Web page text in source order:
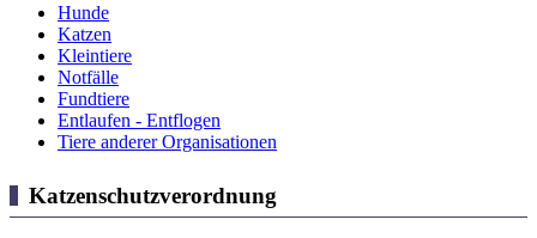
Hunde
Katzen
Kleintiere
Notfälle
Fundtiere
Entlaufen - Entflogen
Tiere anderer Organisationen
Katzenschutzverordnung